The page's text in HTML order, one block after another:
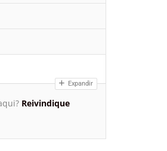
Expandir
Reivindique